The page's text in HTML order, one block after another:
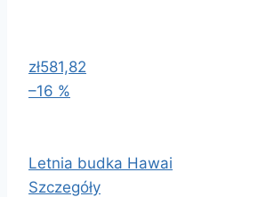
zł581,82
–16 %
Letnia budka Hawai
Szczegóły